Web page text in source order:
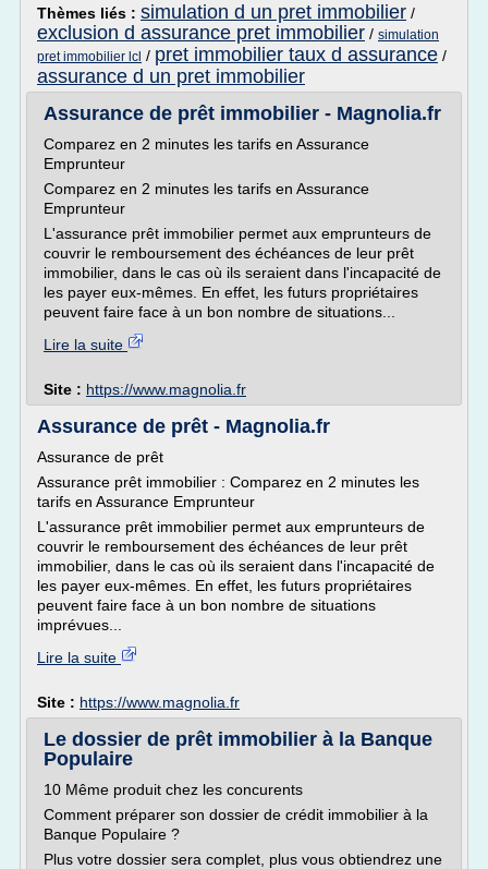
Thèmes liés : simulation d un pret immobilier /
exclusion d assurance pret immobilier / simulation
pret immobilier lcl / pret immobilier taux d assurance /
assurance d un pret immobilier
Assurance de prêt immobilier - Magnolia.fr
Comparez en 2 minutes les tarifs en Assurance
Emprunteur
Comparez en 2 minutes les tarifs en Assurance
Emprunteur
L'assurance prêt immobilier permet aux emprunteurs de
couvrir le remboursement des échéances de leur prêt
immobilier, dans le cas où ils seraient dans l'incapacité de
les payer eux-mêmes. En effet, les futurs propriétaires
peuvent faire face à un bon nombre de situations...
Lire la suite
Site : https://www.magnolia.fr
Assurance de prêt - Magnolia.fr
Assurance de prêt
Assurance prêt immobilier : Comparez en 2 minutes les
tarifs en Assurance Emprunteur
L'assurance prêt immobilier permet aux emprunteurs de
couvrir le remboursement des échéances de leur prêt
immobilier, dans le cas où ils seraient dans l'incapacité de
les payer eux-mêmes. En effet, les futurs propriétaires
peuvent faire face à un bon nombre de situations
imprévues...
Lire la suite
Site : https://www.magnolia.fr
Le dossier de prêt immobilier à la Banque
Populaire
10 Même produit chez les concurents
Comment préparer son dossier de crédit immobilier à la
Banque Populaire ?
Plus votre dossier sera complet, plus vous obtiendrez une